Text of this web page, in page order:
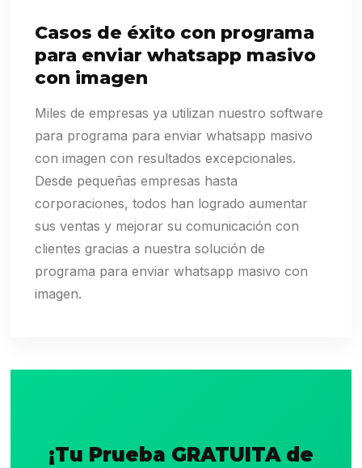
Casos de éxito con programa
para enviar whatsapp masivo
con imagen
Miles de empresas ya utilizan nuestro software
para programa para enviar whatsapp masivo
con imagen con resultados excepcionales.
Desde pequeñas empresas hasta
corporaciones, todos han logrado aumentar
sus ventas y mejorar su comunicación con
clientes gracias a nuestra solución de
programa para enviar whatsapp masivo con
imagen.
¡Tu Prueba GRATUITA de